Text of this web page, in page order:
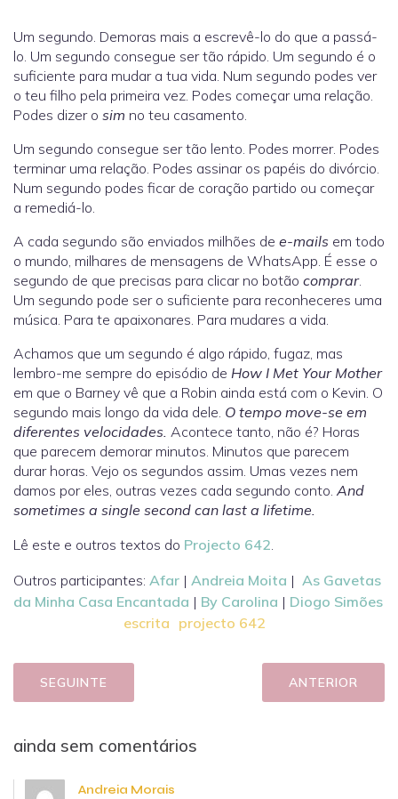
Um segundo. Demoras mais a escrevê-lo do que a passá-
lo. Um segundo consegue ser tão rápido. Um segundo é o
suficiente para mudar a tua vida. Num segundo podes ver
o teu filho pela primeira vez. Podes começar uma relação.
Podes dizer o sim no teu casamento.
Um segundo consegue ser tão lento. Podes morrer. Podes
terminar uma relação. Podes assinar os papéis do divórcio.
Num segundo podes ficar de coração partido ou começar
a remediá-lo.
A cada segundo são enviados milhões de e-mails em todo
o mundo, milhares de mensagens de WhatsApp. É esse o
segundo de que precisas para clicar no botão comprar.
Um segundo pode ser o suficiente para reconheceres uma
música. Para te apaixonares. Para mudares a vida.
Achamos que um segundo é algo rápido, fugaz, mas
lembro-me sempre do episódio de How I Met Your Mother
em que o Barney vê que a Robin ainda está com o Kevin. O
segundo mais longo da vida dele. O tempo move-se em
diferentes velocidades. Acontece tanto, não é? Horas
que parecem demorar minutos. Minutos que parecem
durar horas. Vejo os segundos assim. Umas vezes nem
damos por eles, outras vezes cada segundo conto. And
sometimes a single second can last a lifetime.
Lê este e outros textos do Projecto 642.
Outros participantes: Afar | Andreia Moita | As Gavetas
da Minha Casa Encantada | By Carolina | Diogo Simões
escrita projecto 642
SEGUINTE ANTERIOR
ainda sem comentários
Andreia Morais